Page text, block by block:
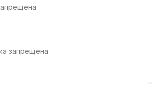
запрещена